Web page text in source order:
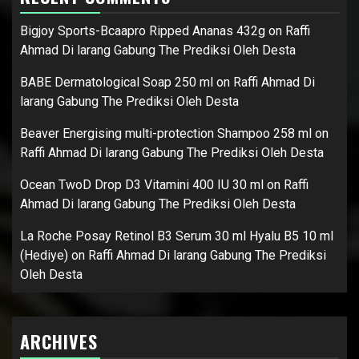
Bigjoy Sports-Bcaapro Ripped Ananas 432g on Raffi
Ahmad Di larang Gabung The Prediksi Oleh Desta
BABE Dermatological Soap 250 ml on Raffi Ahmad Di
larang Gabung The Prediksi Oleh Desta
Beaver Energising multi-protection Shampoo 258 ml on
Raffi Ahmad Di larang Gabung The Prediksi Oleh Desta
Ocean TwoD Drop D3 Vitamini 400 IU 30 ml on Raffi
Ahmad Di larang Gabung The Prediksi Oleh Desta
La Roche Posay Retinol B3 Serum 30 ml Hyalu B5 10 ml
(Hediye) on Raffi Ahmad Di larang Gabung The Prediksi
Oleh Desta
ARCHIVES